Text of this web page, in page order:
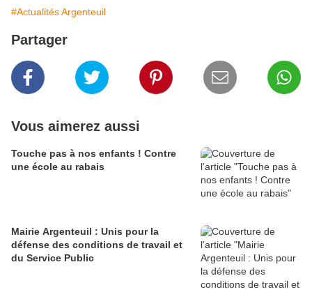
#Actualités Argenteuil
Partager
Vous aimerez aussi
Touche pas à nos enfants ! Contre
une école au rabais
Mairie Argenteuil : Unis pour la
défense des conditions de travail et
du Service Public